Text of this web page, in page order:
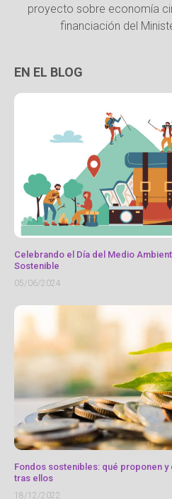
proyecto sobre economía
financiación del
EN EL BLOG
Celebrando el Día del Medio
Sostenible
05/06/2024
Fondos sostenibles: qué proponen y
tras ellos
18/12/2022